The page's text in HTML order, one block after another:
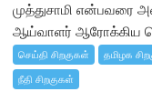
முத்துசாமி என்பவரை
ஆய்வாளர் ஆரோக்கிய
செய்தி சிறகுகள் தமிழக
நீதி சிறகுகள்